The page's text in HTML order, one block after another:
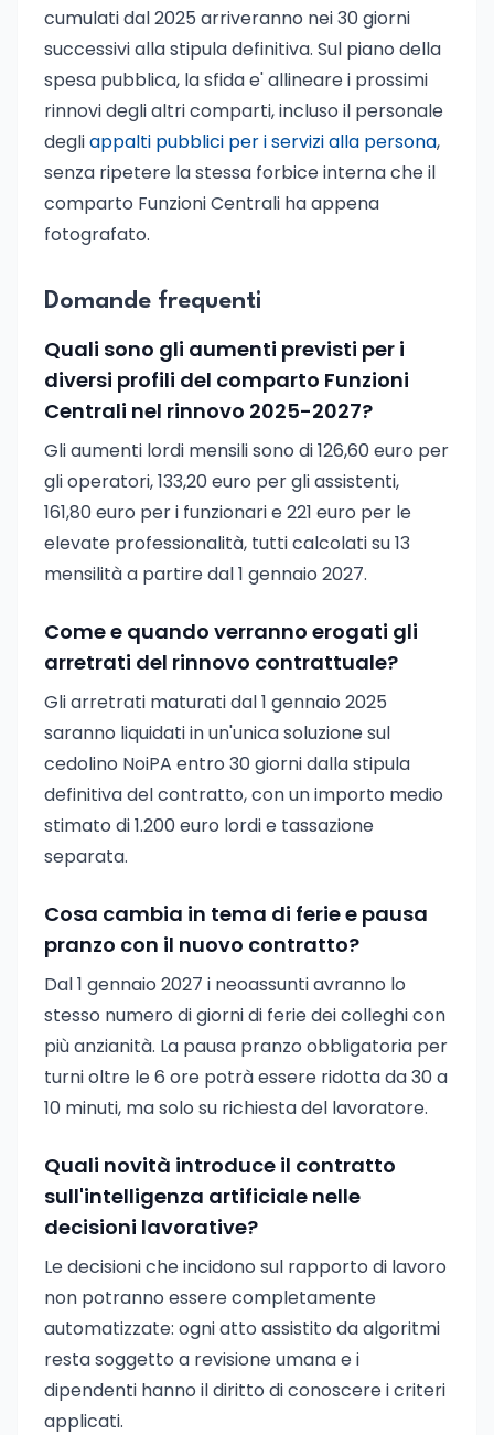
cumulati dal 2025 arriveranno nei 30 giorni
successivi alla stipula definitiva. Sul piano della
spesa pubblica, la sfida e' allineare i prossimi
rinnovi degli altri comparti, incluso il personale
degliappalti pubblici per i servizi alla persona,
senza ripetere la stessa forbice interna che il
comparto Funzioni Centrali ha appena
fotografato.
Domande frequenti
Quali sono gli aumenti previsti per i
diversi profili del comparto Funzioni
Centrali nel rinnovo 2025-2027?
Gli aumenti lordi mensili sono di 126,60 euro per
gli operatori, 133,20 euro per gli assistenti,
161,80 euro per i funzionari e 221 euro per le
elevate professionalità, tutti calcolati su 13
mensilità a partire dal 1 gennaio 2027.
Come e quando verranno erogati gli
arretrati del rinnovo contrattuale?
Gli arretrati maturati dal 1 gennaio 2025
saranno liquidati in un'unica soluzione sul
cedolino NoiPA entro 30 giorni dalla stipula
definitiva del contratto, con un importo medio
stimato di 1.200 euro lordi e tassazione
separata.
Cosa cambia in tema di ferie e pausa
pranzo con il nuovo contratto?
Dal 1 gennaio 2027 i neoassunti avranno lo
stesso numero di giorni di ferie dei colleghi con
più anzianità. La pausa pranzo obbligatoria per
turni oltre le 6 ore potrà essere ridotta da 30 a
10 minuti, ma solo su richiesta del lavoratore.
Quali novità introduce il contratto
sull'intelligenza artificiale nelle
decisioni lavorative?
Le decisioni che incidono sul rapporto di lavoro
non potranno essere completamente
automatizzate: ogni atto assistito da algoritmi
resta soggetto a revisione umana e i
dipendenti hanno il diritto di conoscere i criteri
applicati.